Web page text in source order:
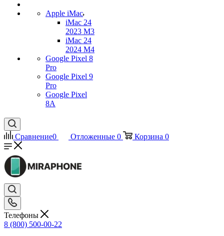
Apple iMac
iMac 24
2023 M3
iMac 24
2024 M4
Google Pixel 8
Pro
Google Pixel 9
Pro
Google Pixel
8A
Сравнение0 Отложенные 0 Корзина 0
Телефоны
8 (800) 500-00-22